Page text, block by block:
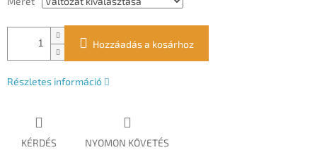
Hozzáadás a kosárhoz
Részletes információ
KÉRDÉS NYOMON KÖVETÉS